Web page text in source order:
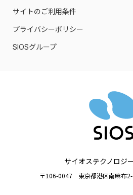
サイトのご利用条件
プライバシーポリシー
SIOSグループ
サイオステクノロジ
〒106-0047 東京都港区南麻布